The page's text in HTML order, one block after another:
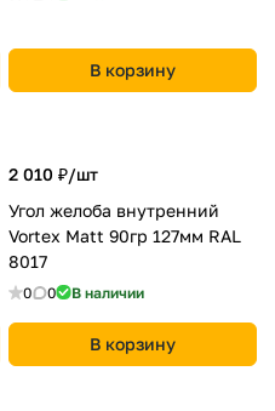
В корзину
2 010 ₽/шт
Угол желоба внутренний
Vortex Matt 90гр 127мм RAL
8017
0 0 В наличии
В корзину